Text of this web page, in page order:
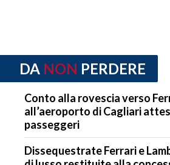
DA NON PERDERE
Conto alla rovescia verso
all’aeroporto di Cagliari
passeggeri
Dissequestrate Ferrari e